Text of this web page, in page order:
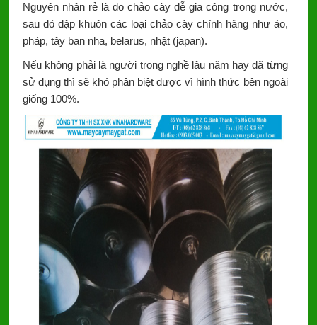
Nguyên nhân rẻ là do chảo cày dễ gia công trong nước,
sau đó dập khuôn các loại chảo cày chính hãng như áo,
pháp, tây ban nha, belarus, nhật (japan).
Nếu không phải là người trong nghề lâu năm hay đã từng
sử dụng thì sẽ khó phân biệt được vì hình thức bên ngoài
giống 100%.